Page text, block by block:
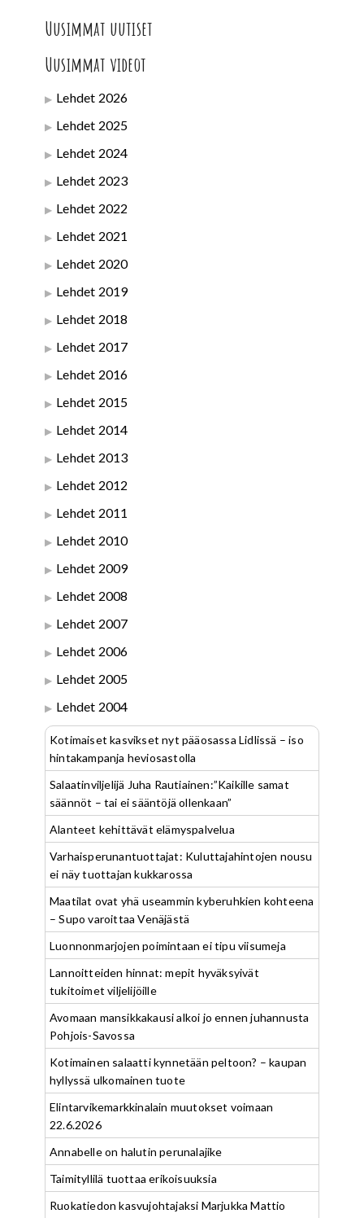
Uusimmat uutiset
Uusimmat videot
Lehdet 2026
Lehdet 2025
Lehdet 2024
Lehdet 2023
Lehdet 2022
Lehdet 2021
Lehdet 2020
Lehdet 2019
Lehdet 2018
Lehdet 2017
Lehdet 2016
Lehdet 2015
Lehdet 2014
Lehdet 2013
Lehdet 2012
Lehdet 2011
Lehdet 2010
Lehdet 2009
Lehdet 2008
Lehdet 2007
Lehdet 2006
Lehdet 2005
Lehdet 2004
Kotimaiset kasvikset nyt pääosassa Lidlissä – iso
hintakampanja heviosastolla
Salaatinviljelijä Juha Rautiainen:”Kaikille samat
säännöt – tai ei sääntöjä ollenkaan”
Alanteet kehittävät elämyspalvelua
Varhaisperunantuottajat: Kuluttajahintojen nousu
ei näy tuottajan kukkarossa
Maatilat ovat yhä useammin kyberuhkien kohteena
– Supo varoittaa Venäjästä
Luonnonmarjojen poimintaan ei tipu viisumeja
Lannoitteiden hinnat: mepit hyväksyivät
tukitoimet viljelijöille
Avomaan mansikkakausi alkoi jo ennen juhannusta
Pohjois-Savossa
Kotimainen salaatti kynnetään peltoon? – kaupan
hyllyssä ulkomainen tuote
Elintarvikemarkkinalain muutokset voimaan
22.6.2026
Annabelle on halutin perunalajike
Taimityllilä tuottaa erikoisuuksia
Ruokatiedon kasvujohtajaksi Marjukka Mattio